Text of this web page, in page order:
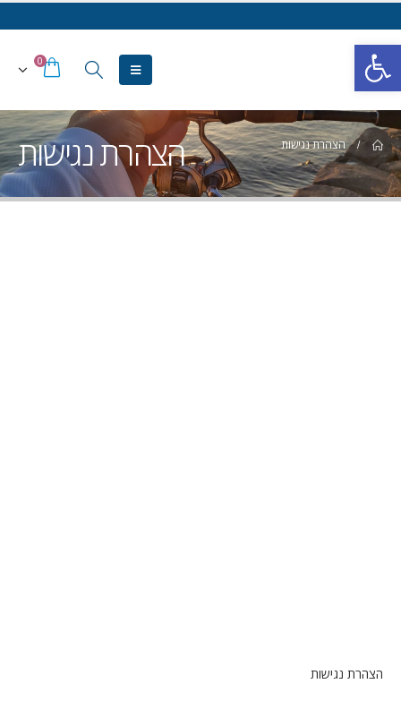
פתח סרגל נגישות 0
הצהרת נגישות הצהרת נגישות
הצהרת נגישות